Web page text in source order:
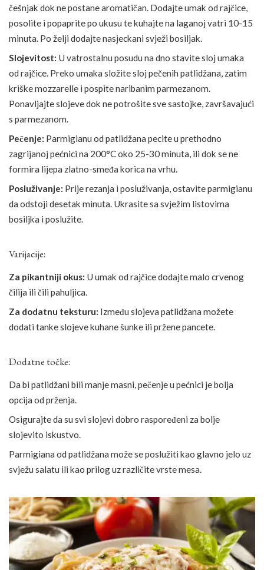
češnjak dok ne postane aromatičan. Dodajte umak od rajčice,
posolite i popaprite po ukusu te kuhajte na laganoj vatri 10-15
minuta. Po želji dodajte nasjeckani svježi bosiljak.
Slojevitost: U vatrostalnu posudu na dno stavite sloj umaka
od rajčice. Preko umaka složite sloj pečenih patlidžana, zatim
kriške mozzarelle i pospite naribanim parmezanom.
Ponavljajte slojeve dok ne potrošite sve sastojke, završavajući
s parmezanom.
Pečenje: Parmigianu od patlidžana pecite u prethodno
zagrijanoj pećnici na 200°C oko 25-30 minuta, ili dok se ne
formira lijepa zlatno-smeđa korica na vrhu.
Posluživanje: Prije rezanja i posluživanja, ostavite parmigianu
da odstoji desetak minuta. Ukrasite sa svježim listovima
bosiljka i poslužite.
Varijacije:
Za pikantniji okus: U umak od rajčice dodajte malo crvenog
čilija ili čili pahuljica.
Za dodatnu teksturu: Između slojeva patlidžana možete
dodati tanke slojeve kuhane šunke ili pržene pancete.
Dodatne točke:
Da bi patlidžani bili manje masni, pečenje u pećnici je bolja
opcija od prženja.
Osigurajte da su svi slojevi dobro raspoređeni za bolje
slojevito iskustvo.
Parmigiana od patlidžana može se poslužiti kao glavno jelo uz
svježu salatu ili kao prilog uz različite vrste mesa.